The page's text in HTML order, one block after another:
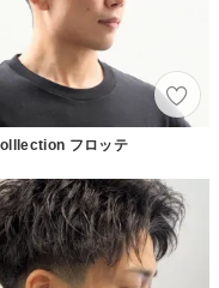
フロッテ